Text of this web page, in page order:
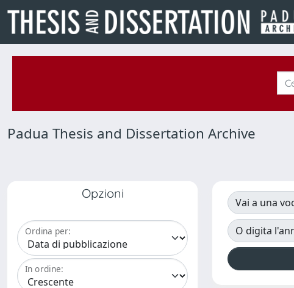
Padua Thesis and Dissertation Archive
Opzioni
Ordina per:
In ordine:
Vai a una
O digita